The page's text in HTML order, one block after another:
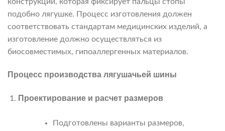
подобно лягушке. Процесс изготовления должен
соответствовать стандартам медицинских изделий, а
изготовление должно осуществляться из
биосовместимых, гипоаллергенных материалов.
Процесс производства лягушачьей шины
Проектирование и расчет размеров
Подготовлены варианты размеров,